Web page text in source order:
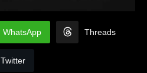
WhatsApp Threads
Twitter